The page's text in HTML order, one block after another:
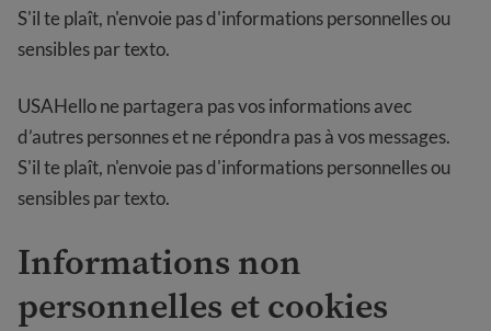
S'il te plaît, n'envoie pas d'informations personnelles ou
sensibles par texto.
USAHello ne partagera pas vos informations avec
d’autres personnes et ne répondra pas à vos messages.
S'il te plaît, n'envoie pas d'informations personnelles ou
sensibles par texto.
Informations non
personnelles et cookies